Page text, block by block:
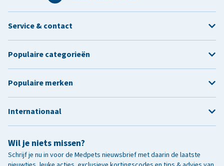
Wil je niets missen?
Schrijf je nu in voor de Medpets nieuwsbrief met daarin de laatste
Service & contact
Populaire categorieën
Populaire merken
Internationaal